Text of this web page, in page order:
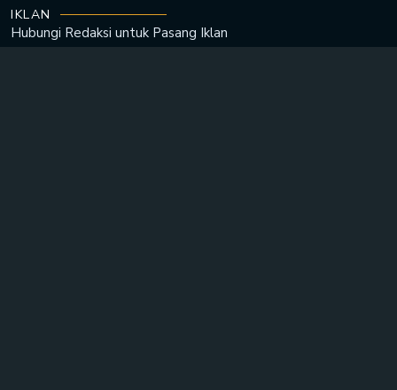
IKLAN
Hubungi Redaksi untuk Pasang Iklan